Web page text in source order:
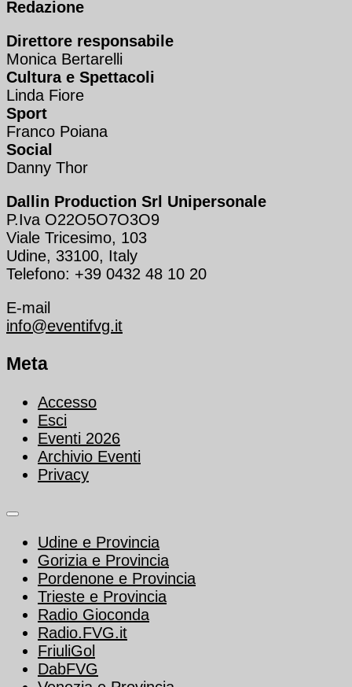
Redazione
Direttore responsabile
Monica Bertarelli
Cultura e Spettacoli
Linda Fiore
Sport
Franco Poiana
Social
Danny Thor
Dallin Production Srl Unipersonale
P.Iva O22O5O7O3O9
Viale Tricesimo, 103
Udine, 33100, Italy
Telefono: +39 0432 48 10 20
E-mail
info@eventifvg.it
Meta
Accesso
Esci
Eventi 2026
Archivio Eventi
Privacy
Udine e Provincia
Gorizia e Provincia
Pordenone e Provincia
Trieste e Provincia
Radio Gioconda
Radio.FVG.it
FriuliGol
DabFVG